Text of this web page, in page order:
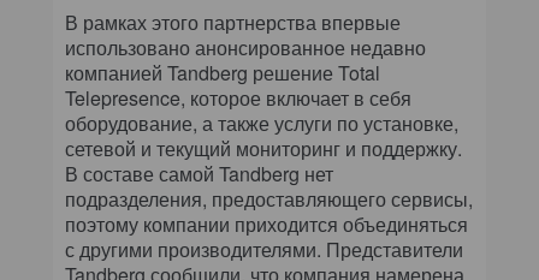
В рамках этого партнерства впервые
использовано анонсированное недавно
компанией Tandberg решение Total
Telepresence, которое включает в себя
оборудование, а также услуги по установке,
сетевой и текущий мониторинг и поддержку.
В составе самой Tandberg нет
подразделения, предоставляющего сервисы,
поэтому компании приходится объединяться
с другими производителями. Представители